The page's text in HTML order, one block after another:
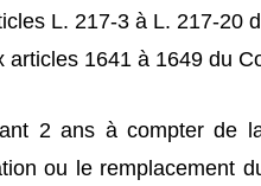
L. 217‑3 à L. 217‑20
1641 à 1649 du
2 ans à compter
ou le remplacement